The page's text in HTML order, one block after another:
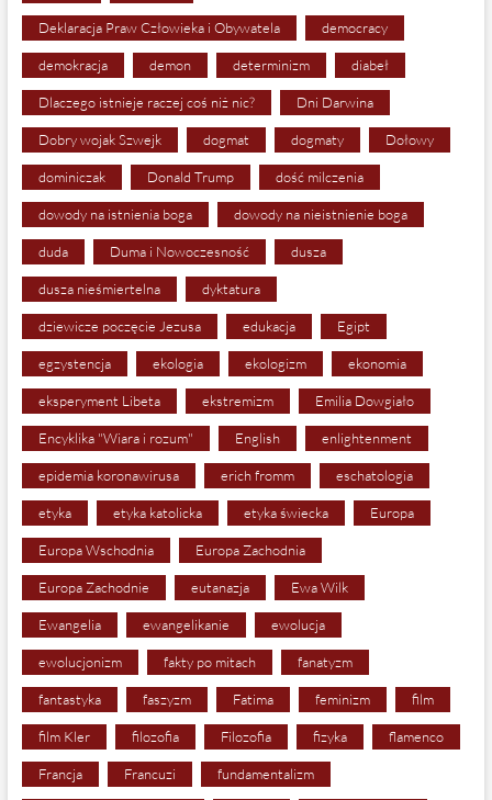
Deklaracja Praw Człowieka i Obywatela democracy
demokracja demon determinizm diabeł
Dlaczego istnieje raczej coś niż nic? Dni Darwina
Dobry wojak Szwejk dogmat dogmaty Dołowy
dominiczak Donald Trump dość milczenia
dowody na istnienia boga dowody na nieistnienie boga
duda Duma i Nowoczesność dusza
dusza nieśmiertelna dyktatura
dziewicze poczęcie Jezusa edukacja Egipt
egzystencja ekologia ekologizm ekonomia
eksperyment Libeta ekstremizm Emilia Dowgiało
Encyklika "Wiara i rozum" English enlightenment
epidemia koronawirusa erich fromm eschatologia
etyka etyka katolicka etyka świecka Europa
Europa Wschodnia Europa Zachodnia
Europa Zachodnie eutanazja Ewa Wilk
Ewangelia ewangelikanie ewolucja
ewolucjonizm fakty po mitach fanatyzm
fantastyka faszyzm Fatima feminizm film
film Kler filozofia Filozofia fizyka flamenco
Francja Francuzi fundamentalizm